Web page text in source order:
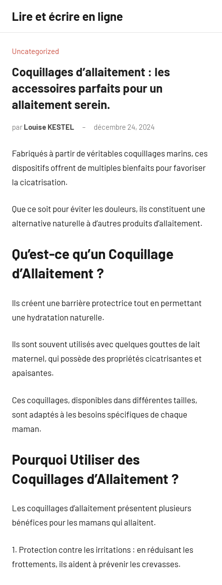
contenu
Lire et écrire en ligne
Uncategorized
Coquillages d’allaitement : les
accessoires parfaits pour un
allaitement serein.
par Louise KESTEL décembre 24, 2024
Fabriqués à partir de véritables coquillages marins, ces
dispositifs offrent de multiples bienfaits pour favoriser
la cicatrisation.
Que ce soit pour éviter les douleurs, ils constituent une
alternative naturelle à d’autres produits d’allaitement.
Qu’est-ce qu’un Coquillage
d’Allaitement ?
Ils créent une barrière protectrice tout en permettant
une hydratation naturelle.
Ils sont souvent utilisés avec quelques gouttes de lait
maternel, qui possède des propriétés cicatrisantes et
apaisantes.
Ces coquillages, disponibles dans différentes tailles,
sont adaptés à les besoins spécifiques de chaque
maman.
Pourquoi Utiliser des
Coquillages d’Allaitement ?
Les coquillages d’allaitement présentent plusieurs
bénéfices pour les mamans qui allaitent.
1. Protection contre les irritations : en réduisant les
frottements, ils aident à prévenir les crevasses.